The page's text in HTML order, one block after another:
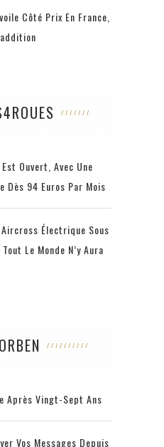
Côté Prix En France,
Ouvert, Avec Une
Dès 94 Euros Par Mois
Aircross Électrique Sous
Le Monde N’y Aura
Après Vingt-Sept Ans
Vos Messages Depuis